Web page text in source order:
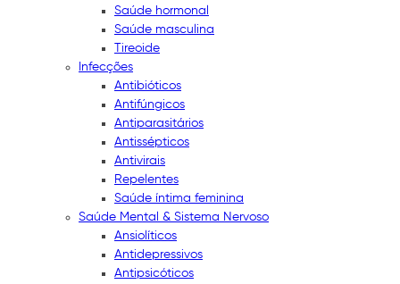
Saúde hormonal
Saúde masculina
Tireoide
Infecções
Antibióticos
Antifúngicos
Antiparasitários
Antissépticos
Antivirais
Repelentes
Saúde íntima feminina
Saúde Mental & Sistema Nervoso
Ansiolíticos
Antidepressivos
Antipsicóticos